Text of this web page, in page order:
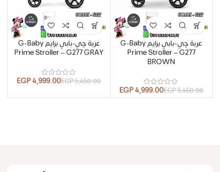
عربة چي-بابي برايم G-Baby
Prime Stroller – G277
BROWN
5,450.00
EGP
4,999.00
EGP
عربة چي-بابي برايم G-Baby
Prime Stroller – G277 GRAY
5,450.00
EGP
4,999.00
EGP